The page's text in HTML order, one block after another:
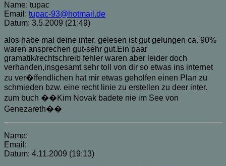
Name: tupac
Email: tupac-93@hotmail.de
Datum: 3.5.2009 (21:49)
alos habe mal deine inter. gelesen ist gut gelungen ca. 90%
waren ansprechen gut-sehr gut.Ein paar
gramatik/rechtschreib fehler waren aber leider doch
verhanden,insgesamt sehr toll von dir so etwas ins internet
zu ver�ffendlichen hat mir etwas geholfen einen Plan zu
schmieden bzw. eine recht linie zu erstellen zu deer inter.
zum buch ��Kim Novak badete nie im See von
Genezareth��
Name:
Email:
Datum: 4.11.2009 (19:13)